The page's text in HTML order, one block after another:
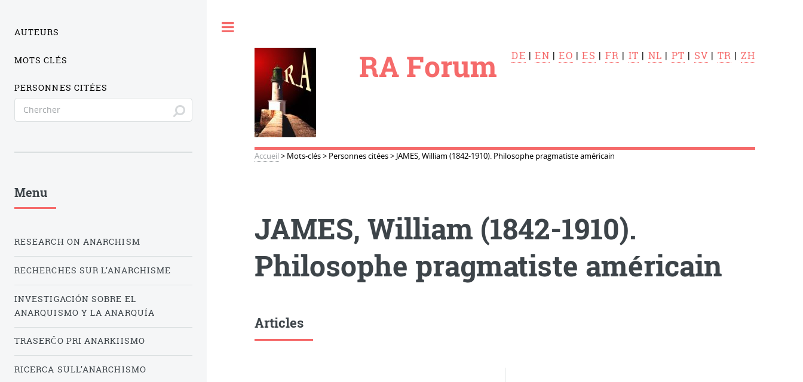
RA Forum DE |EN |EO |ES | FR | IT | NL | PT | SV | TR | ZH
Accueil > Mots-clés> Personnes citées> JAMES, William (1842-1910). Philosophe pragmatiste américain
JAMES, William (1842-1910).
Philosophe pragmatiste américain
Articles
AUTEURS
MOTS CLÉS
PERSONNES CITÉES
Menu
RESEARCH ON ANARCHISM
RECHERCHES SUR L’ANARCHISME
INVESTIGACIÓN SOBRE EL
ANARQUISMO Y LA ANARQUÍA
TRASERĈO PRI ANARKIISMO
RICERCA SULL’ANARCHISMO